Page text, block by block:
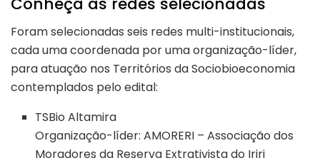
Foram selecionadas seis redes multi-institucionais,
cada uma coordenada por uma organização-líder,
para atuação nos Territórios da Sociobioeconomia
contemplados pelo edital:
TSBio Altamira
Organização-líder: AMORERI – Associação dos
Moradores da Reserva Extrativista do Iriri